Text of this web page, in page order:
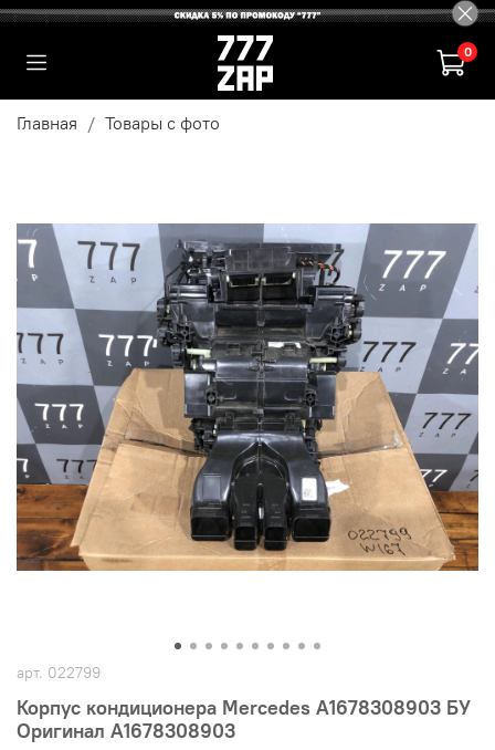
0
Главная Товары с фото
арт. 022799
Корпус кондиционера Mercedes A1678308903 БУ
Оригинал A1678308903